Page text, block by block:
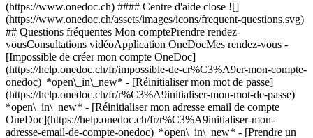
(https://www.onedoc.ch) #### Centre d'aide close ![]
(https://www.onedoc.ch/assets/images/icons/frequent-questions.svg)
## Questions fréquentes Mon comptePrendre rendez-
vousConsultations vidéoApplication OneDocMes rendez-vous -
[Impossible de créer mon compte OneDoc]
(https://help.onedoc.ch/fr/impossible-de-cr%C3%A9er-mon-compte-
onedoc) *open\_in\_new* - [Réinitialiser mon mot de passe]
(https://help.onedoc.ch/fr/r%C3%A9initialiser-mon-mot-de-passe)
*open\_in\_new* - [Réinitialiser mon adresse email de compte
OneDoc](https://help.onedoc.ch/fr/r%C3%A9initialiser-mon-
adresse-email-de-compte-onedoc) *open\_in\_new* - [Prendre un